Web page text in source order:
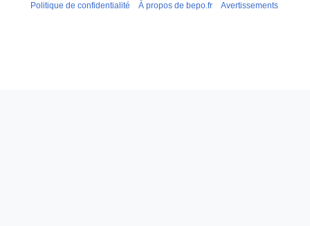
Politique de confidentialité À propos de bepo.fr Avertissements